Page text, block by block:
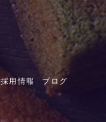
採用情報 ブログ